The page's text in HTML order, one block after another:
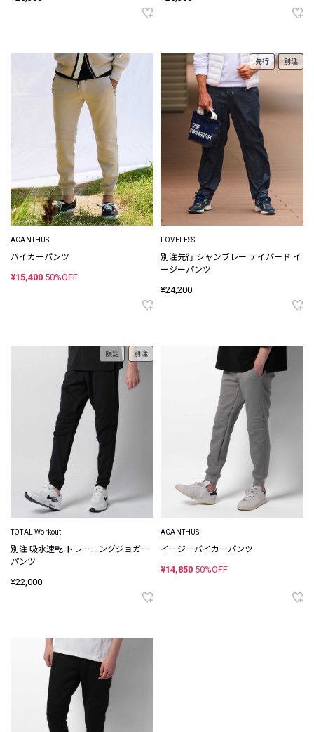
ACANTHUS
バイカーパンツ
¥15,400 50%OFF
先行 別注
LOVELESS
別注先行 シャンブレー テイパード イ
ージーパンツ
¥24,200
限定 別注
TOTAL Workout
別注 吸水速乾 トレーニングジョガー
パンツ
¥22,000
ACANTHUS
イージーバイカーパンツ
¥14,850 50%OFF